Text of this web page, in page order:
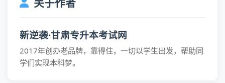
新逆袭·甘肃专升本考试网
2017年创办老品牌，靠得住，一切以学生出发，帮助同
学们实现本科梦。